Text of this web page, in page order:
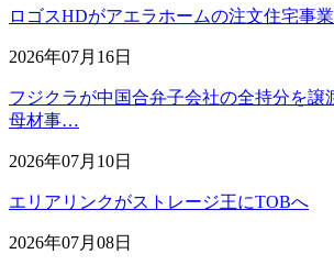
ロゴスHDがアエラホームの注文住宅事
2026年07月16日
フジクラが中国合弁子会社の全持分を
母材事…
2026年07月10日
エリアリンクがストレージ王にTOBへ
2026年07月08日